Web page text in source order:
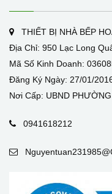
THIẾT BỊ NHÀ BẾP
Địa Chỉ: 950 Lạc Long
Mã Số Kinh Doanh:
Đăng Ký Ngày: 27/01/
Nơi Cấp: UBND
0941618212